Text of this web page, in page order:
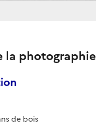
la photographie
de bois